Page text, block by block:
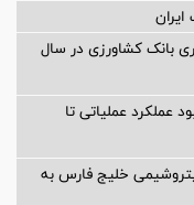
بانک کشاورزی در سال
در سال ۱۴۰۵؛ از بهبود عملکرد عملیاتی تا
صنایع پتروشیمی خلیج فارس به